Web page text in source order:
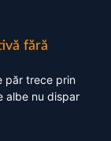
fără
păr trece prin
albe nu dispar